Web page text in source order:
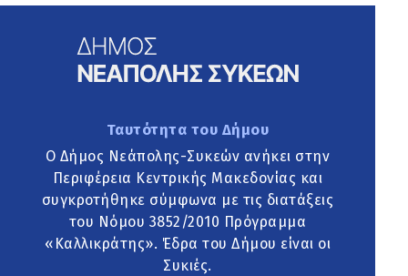
Ταυτότητα του Δήμου
Ο Δήμος Νεάπολης-Συκεών ανήκει στην
Περιφέρεια Κεντρικής Μακεδονίας και
συγκροτήθηκε σύμφωνα με τις διατάξεις
του Νόμου 3852/2010 Πρόγραμμα
«Καλλικράτης». Έδρα του Δήμου είναι οι
Συκιές.